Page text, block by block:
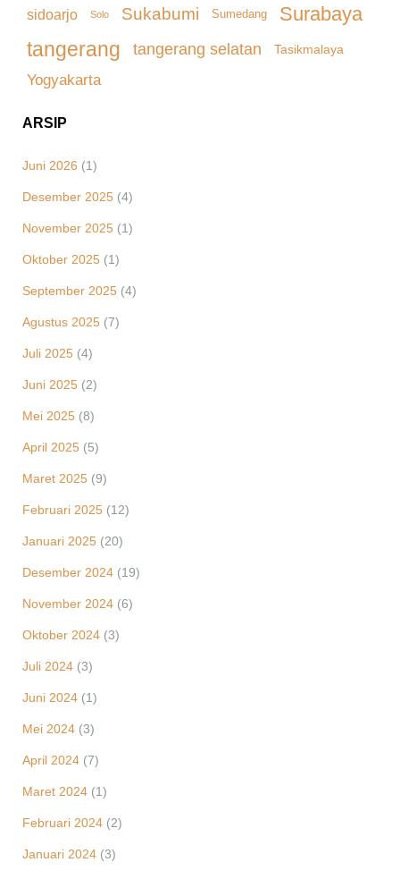
sidoarjo Solo Sukabumi Sumedang Surabaya
tangerang tangerang selatan Tasikmalaya
Yogyakarta
ARSIP
Juni 2026 (1)
Desember 2025 (4)
November 2025 (1)
Oktober 2025 (1)
September 2025 (4)
Agustus 2025 (7)
Juli 2025 (4)
Juni 2025 (2)
Mei 2025 (8)
April 2025 (5)
Maret 2025 (9)
Februari 2025 (12)
Januari 2025 (20)
Desember 2024 (19)
November 2024 (6)
Oktober 2024 (3)
Juli 2024 (3)
Juni 2024 (1)
Mei 2024 (3)
April 2024 (7)
Maret 2024 (1)
Februari 2024 (2)
Januari 2024 (3)